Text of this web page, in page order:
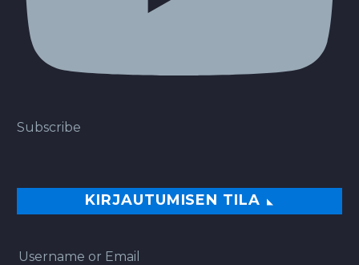
Subscribe
KIRJAUTUMISEN TILA
Username or Email